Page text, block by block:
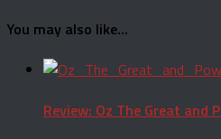
You may also like...
Review: Oz The Great and